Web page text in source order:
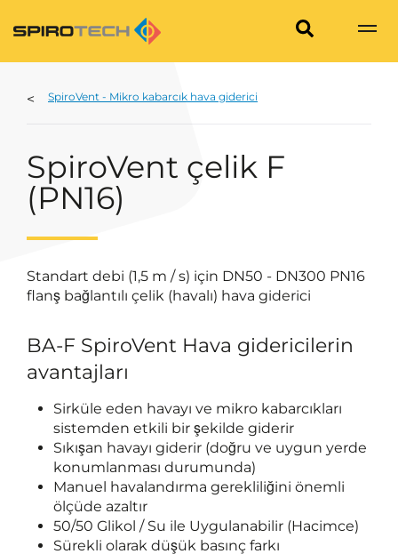
SpiroVent - Mikro kabarcık hava giderici
SpiroVent çelik F
(PN16)
Standart debi (1,5 m / s) için DN50 - DN300 PN16
flanş bağlantılı çelik (havalı) hava giderici
BA-F SpiroVent Hava gidericilerin
avantajları
Sirküle eden havayı ve mikro kabarcıkları
sistemden etkili bir şekilde giderir
Sıkışan havayı giderir (doğru ve uygun yerde
konumlanması durumunda)
Manuel havalandırma gerekliliğini önemli
ölçüde azaltır
50/50 Glikol / Su ile Uygulanabilir (Hacimce)
Sürekli olarak düşük basınç farkı